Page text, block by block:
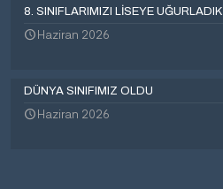
8. SINIFLARIMIZI LİSEYE UĞURLADIK
Haziran 2026
DÜNYA SINIFIMIZ OLDU
Haziran 2026